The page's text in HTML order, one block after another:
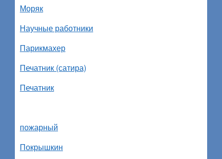
Моряк
Научные работники
Парикмахер
Печатник (сатира)
Печатник
пожарный
Покрышкин